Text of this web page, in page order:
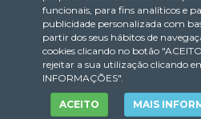
funcionais, para fins analíticos e
publicidade personalizada com
partir dos seus hábitos de
cookies clicando no botão
rejeitar a sua utilização clicando
INFORMAÇÕES".
ACEITO MAIS
Colaborações editoriais